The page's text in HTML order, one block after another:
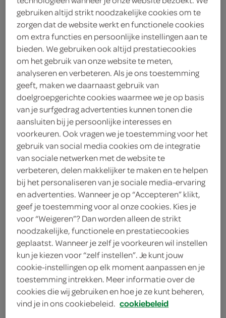
notentopping
ingrediënten
100 gram walnoten
50 milliliter appelsap
200 gram suiker
3 eetlepels abrikozenjam
paneermeel
200 gram gedroogde abrikozen
800 gram friszure appels
1 sinaasappel
1 ei
1 eetlepel koekkruiden
gebruiken altijd strikt noodzakelijke cookies om te
zorgen dat de website werkt en functionele cookies
om extra functies en persoonlijke instellingen aan te
bieden. We gebruiken ook altijd prestatiecookies
om het gebruik van onze website te meten,
analyseren en verbeteren. Als je ons toestemming
geeft, maken we daarnaast gebruik van
doelgroepgerichte cookies waarmee we je op basis
van je surfgedrag advertenties kunnen tonen die
aansluiten bij je persoonlijke interesses en
voorkeuren. Ook vragen we je toestemming voor het
gebruik van social media cookies om de integratie
van sociale netwerken met de website te
verbeteren, delen makkelijker te maken en te helpen
bij het personaliseren van je sociale media-ervaring
en advertenties. Wanneer je op “Accepteren” klikt,
geef je toestemming voor al onze cookies. Kies je
voor “Weigeren”? Dan worden alleen de strikt
noodzakelijke, functionele en prestatiecookies
geplaatst. Wanneer je zelf je voorkeuren wil instellen
kun je kiezen voor “zelf instellen”. Je kunt jouw
cookie-instellingen op elk moment aanpassen en je
toestemming intrekken. Meer informatie over de
cookies die wij gebruiken en hoe je ze kunt beheren,
vind je in ons cookiebeleid. cookiebeleid